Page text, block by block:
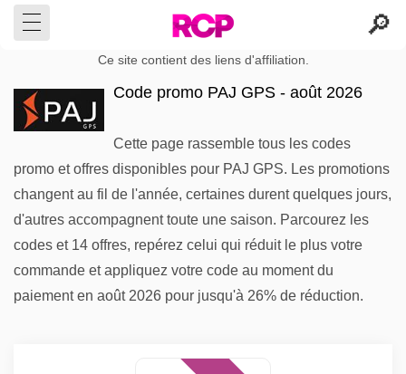
Ce site contient des liens d'affiliation.
Code promo PAJ GPS - août 2026
Cette page rassemble tous les codes
promo et offres disponibles pour PAJ GPS. Les promotions
changent au fil de l'année, certaines durent quelques jours,
d'autres accompagnent toute une saison. Parcourez les
codes et 14 offres, repérez celui qui réduit le plus votre
commande et appliquez votre code au moment du
paiement en août 2026 pour jusqu'à 26% de réduction.